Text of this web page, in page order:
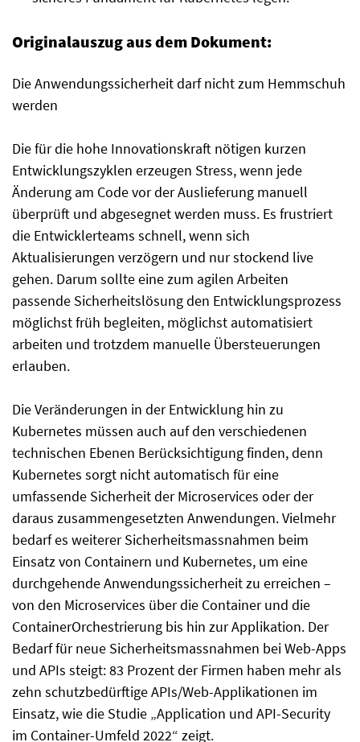
Originalauszug aus dem Dokument:
Die Anwendungssicherheit darf nicht zum Hemmschuh
werden
Die für die hohe Innovationskraft nötigen kurzen
Entwicklungszyklen erzeugen Stress, wenn jede
Änderung am Code vor der Auslieferung manuell
überprüft und abgesegnet werden muss. Es frustriert
die Entwicklerteams schnell, wenn sich
Aktualisierungen verzögern und nur stockend live
gehen. Darum sollte eine zum agilen Arbeiten
passende Sicherheitslösung den Entwicklungsprozess
möglichst früh begleiten, möglichst automatisiert
arbeiten und trotzdem manuelle Übersteuerungen
erlauben.
Die Veränderungen in der Entwicklung hin zu
Kubernetes müssen auch auf den verschiedenen
technischen Ebenen Berücksichtigung finden, denn
Kubernetes sorgt nicht automatisch für eine
umfassende Sicherheit der Microservices oder der
daraus zusammengesetzten Anwendungen. Vielmehr
bedarf es weiterer Sicherheitsmassnahmen beim
Einsatz von Containern und Kubernetes, um eine
durchgehende Anwendungssicherheit zu erreichen –
von den Microservices über die Container und die
ContainerOrchestrierung bis hin zur Applikation. Der
Bedarf für neue Sicherheitsmassnahmen bei Web-Apps
und APIs steigt: 83 Prozent der Firmen haben mehr als
zehn schutzbedürftige APIs/Web-Applikationen im
Einsatz, wie die Studie „Application und API-Security
im Container-Umfeld 2022“ zeigt.